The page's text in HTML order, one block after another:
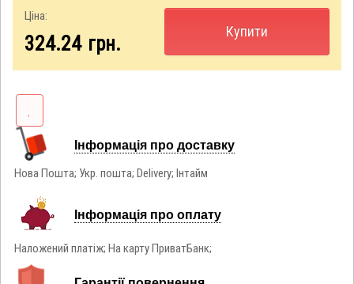
Ціна:
324.24 грн.
Купити
Інформація про доставку
Нова Пошта; Укр. пошта; Delivery; Інтайм
Інформація про оплату
Наложений платіж; На карту ПриватБанк;